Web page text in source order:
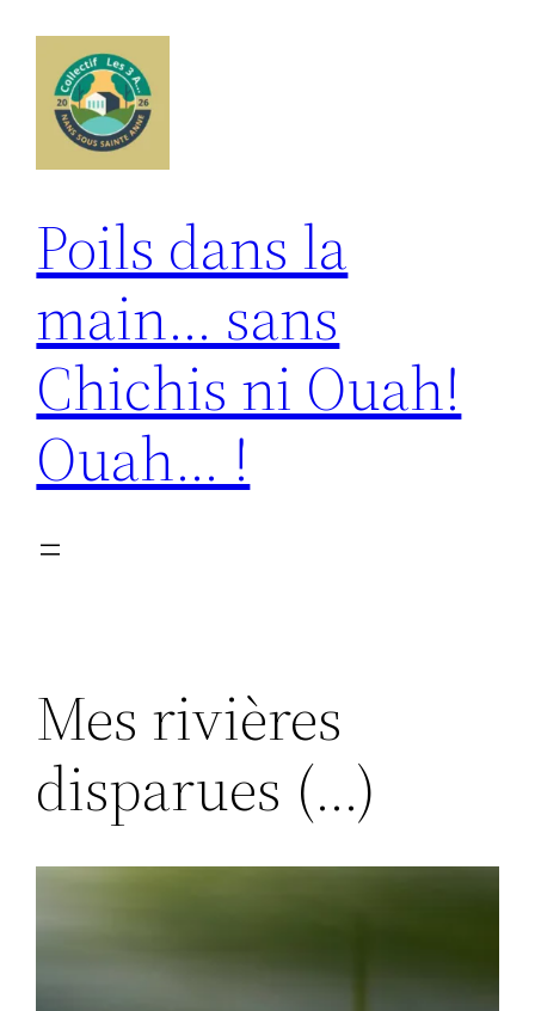
contenu
Poils dans la
main… sans
Chichis ni Ouah!
Ouah… !
Mes rivières
disparues (…)